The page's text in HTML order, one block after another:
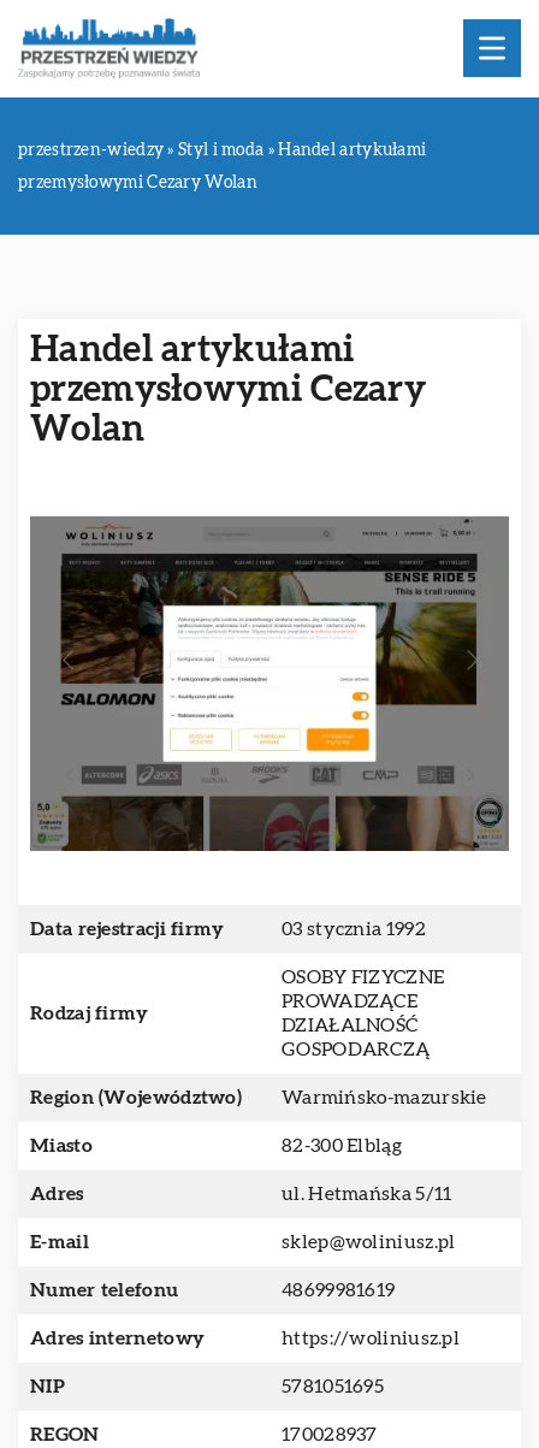
przestrzen-wiedzy »Styl i moda »Handel artykułami
przemysłowymi Cezary Wolan
Handel artykułami
przemysłowymi Cezary
Wolan
Data rejestracji firmy 03 stycznia 1992
Rodzaj firmy
OSOBY FIZYCZNE
PROWADZĄCE
DZIAŁALNOŚĆ
GOSPODARCZĄ
Region (Województwo) Warmińsko-mazurskie
Miasto 82-300 Elbląg
Adres ul. Hetmańska 5/11
E-mail sklep@woliniusz.pl
Numer telefonu 48699981619
Adres internetowy https://woliniusz.pl
NIP 5781051695
REGON 170028937